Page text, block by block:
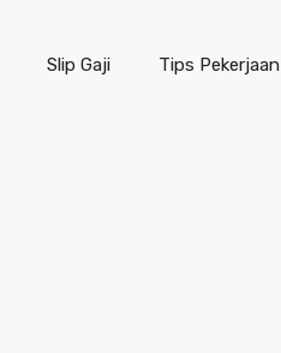
Slip Gaji Tips Pekerjaan